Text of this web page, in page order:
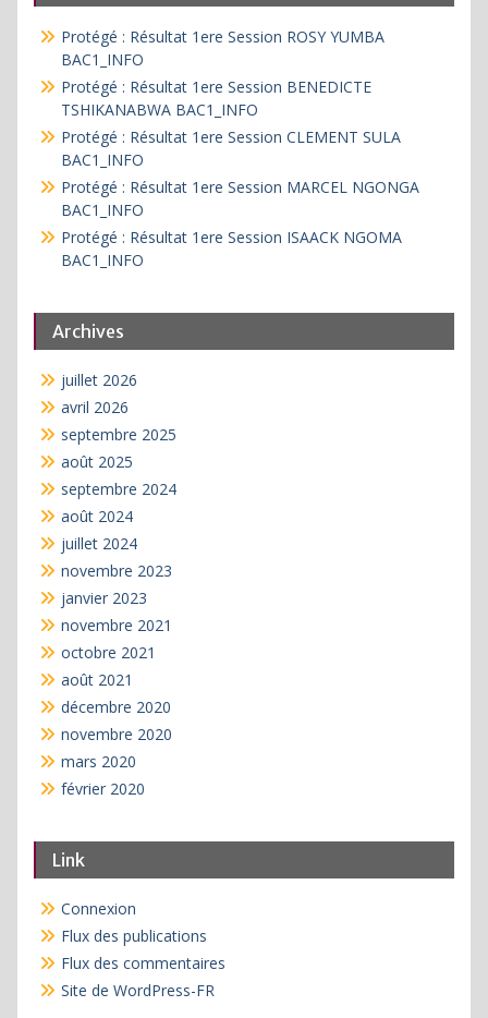
Protégé : Résultat 1ere Session ROSY YUMBA
BAC1_INFO
Protégé : Résultat 1ere Session BENEDICTE
TSHIKANABWA BAC1_INFO
Protégé : Résultat 1ere Session CLEMENT SULA
BAC1_INFO
Protégé : Résultat 1ere Session MARCEL NGONGA
BAC1_INFO
Protégé : Résultat 1ere Session ISAACK NGOMA
BAC1_INFO
Archives
juillet 2026
avril 2026
septembre 2025
août 2025
septembre 2024
août 2024
juillet 2024
novembre 2023
janvier 2023
novembre 2021
octobre 2021
août 2021
décembre 2020
novembre 2020
mars 2020
février 2020
Link
Connexion
Flux des publications
Flux des commentaires
Site de WordPress-FR